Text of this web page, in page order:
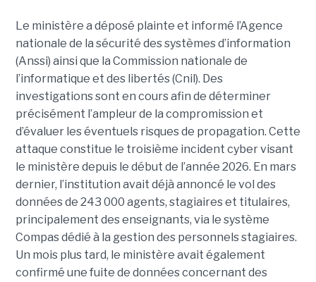
Le ministère a déposé plainte et informé l’Agence
nationale de la sécurité des systèmes d’information
(Anssi) ainsi que la Commission nationale de
l’informatique et des libertés (Cnil). Des
investigations sont en cours afin de déterminer
précisément l’ampleur de la compromission et
d’évaluer les éventuels risques de propagation. Cette
attaque constitue le troisième incident cyber visant
le ministère depuis le début de l’année 2026. En mars
dernier, l’institution avait déjà annoncé le vol des
données de 243 000 agents, stagiaires et titulaires,
principalement des enseignants, via le système
Compas dédié à la gestion des personnels stagiaires.
Un mois plus tard, le ministère avait également
confirmé une fuite de données concernant des